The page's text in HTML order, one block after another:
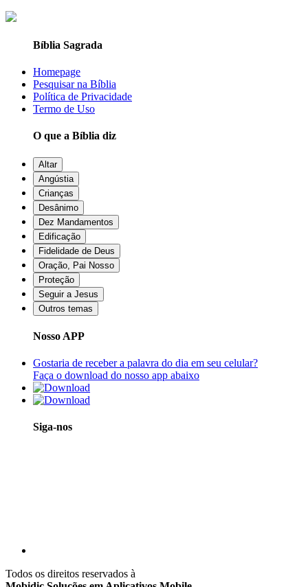
Bíblia Sagrada
Homepage
Pesquisar na Bíblia
Política de Privacidade
Termo de Uso
O que a Bíblia diz
Altar
Angústia
Crianças
Desânimo
Dez Mandamentos
Edificação
Fidelidade de Deus
Oração, Pai Nosso
Proteção
Seguir a Jesus
Outros temas
Nosso APP
Gostaria de receber a palavra do dia em seu celular?
Faça o download do nosso app abaixo
Siga-nos
Todos os direitos reservados à